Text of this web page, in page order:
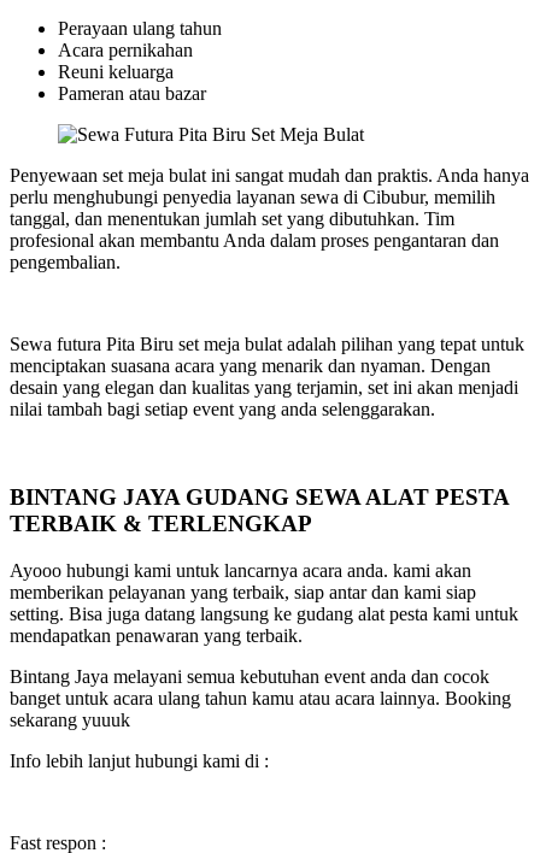
Perayaan ulang tahun
Acara pernikahan
Reuni keluarga
Pameran atau bazar
Penyewaan set meja bulat ini sangat mudah dan praktis. Anda hanya
perlu menghubungi penyedia layanan sewa di Cibubur, memilih
tanggal, dan menentukan jumlah set yang dibutuhkan. Tim
profesional akan membantu Anda dalam proses pengantaran dan
pengembalian.
Sewa futura Pita Biru set meja bulat adalah pilihan yang tepat untuk
menciptakan suasana acara yang menarik dan nyaman. Dengan
desain yang elegan dan kualitas yang terjamin, set ini akan menjadi
nilai tambah bagi setiap event yang anda selenggarakan.
BINTANG JAYA GUDANG SEWA ALAT PESTA
TERBAIK & TERLENGKAP
Ayooo hubungi kami untuk lancarnya acara anda. kami akan
memberikan pelayanan yang terbaik, siap antar dan kami siap
setting. Bisa juga datang langsung ke gudang alat pesta kami untuk
mendapatkan penawaran yang terbaik.
Bintang Jaya melayani semua kebutuhan event anda dan cocok
banget untuk acara ulang tahun kamu atau acara lainnya. Booking
sekarang yuuuk
Info lebih lanjut hubungi kami di :
Fast respon :